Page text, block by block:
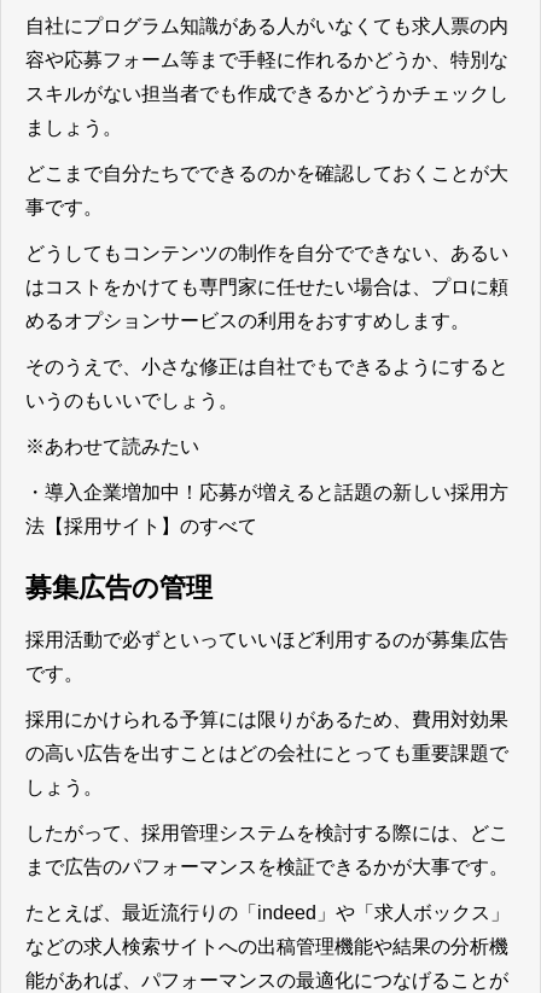
自社にプログラム知識がある人がいなくても求人票の内
容や応募フォーム等まで手軽に作れるかどうか、特別な
スキルがない担当者でも作成できるかどうかチェックし
ましょう。
どこまで自分たちでできるのかを確認しておくことが大
事です。
どうしてもコンテンツの制作を自分でできない、あるい
はコストをかけても専門家に任せたい場合は、プロに頼
めるオプションサービスの利用をおすすめします。
そのうえで、小さな修正は自社でもできるようにすると
いうのもいいでしょう。
※あわせて読みたい
・ 導入企業増加中！応募が増えると話題の新しい採用方
法【採用サイト】のすべて
募集広告の管理
採用活動で必ずといっていいほど利用するのが募集広告
です。
採用にかけられる予算には限りがあるため、費用対効果
の高い広告を出すことはどの会社にとっても重要課題で
しょう。
したがって、採用管理システムを検討する際には、どこ
まで広告のパフォーマンスを検証できるかが大事です。
たとえば、最近流行りの「indeed」や「求人ボックス」
などの求人検索サイトへの出稿管理機能や結果の分析機
能があれば、パフォーマンスの最適化につなげることが